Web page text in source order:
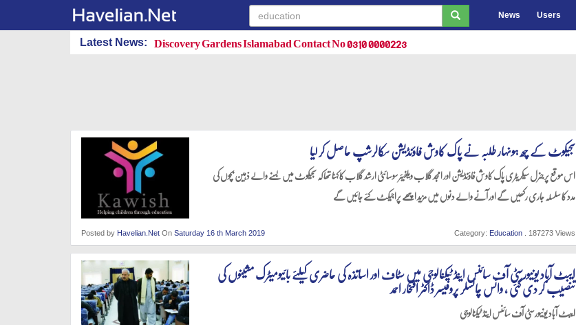
News Users
Latest News: Discovery Gardens Islamabad Contact No 0310 0000223
سجیکوٹ کے چھ ہونہار طلبہ نے پاک کاوش فاؤنڈیشن سکالرشپ حاصل کر لیا
اس موقع پر جنرل سیکریٹری پاک کاوش فاؤنڈیشن اور امجد گلاب ویلفیئر سوسائٹی ارشد گلاب کا کہنا تھا کہ سجیکوٹ میں بسنے والے ذہین بچوں کی
مدد کا سلسلہ جاری رکھیں گے اور آنے والے دنوں میں مزید اچھے پراجیکٹ کئے جائیں گے
Posted by Havelian.Net On Saturday 16 th March 2019 Category: Education . 187273 Views
ایبٹ آباد یونیورسٹی آف سائنس اینڈ ٹیکنالوجی میں سٹاف اور اساتذہ کی حاضری کیلئے بائیومیٹرک مشینوں کی
تنصیب کر دی گئی ، وائس چانسلر پروفیسر ڈاکٹر افتخار احمد
ایبٹ آباد یونیورسٹی آف سائنس اینڈ ٹیکنالوجی